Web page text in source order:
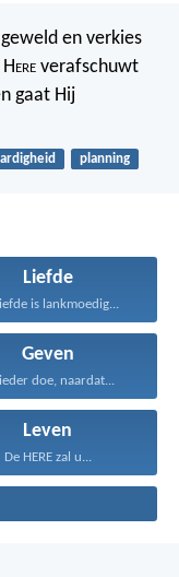
en verkies
ere verafschuwt
gaat Hij
planning
Liefde
is lankmoedig...
Geven
doe, naardat...
Leven
De HERE zal u...